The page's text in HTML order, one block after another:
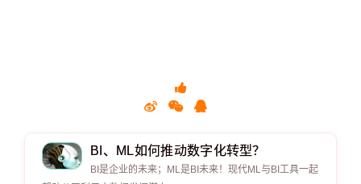
BI、ML如何推动数字化转型？
BI是企业的未来；ML是BI未来！现代ML与BI工具一起